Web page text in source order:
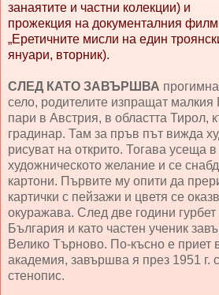
занаятите и частни колекции) и
прожекция на документалния филм
„Еретичните мисли на един
януари, вторник).
СЛЕД КАТО ЗАВЪРШВА
село, родителите изпращат малкия
пари в Австрия, в областта Тирол,
градинар. Там за пръв път вижда
рисуват на открито. Тогава усеща
художническото желание и се
картони. Първите му опити да
картички с пейзажи и цветя се
окуражава. След две години
България и като частен ученик
Велико Търново. По-късно е приет
академия, завършва я през 1951 г.
стенопис.